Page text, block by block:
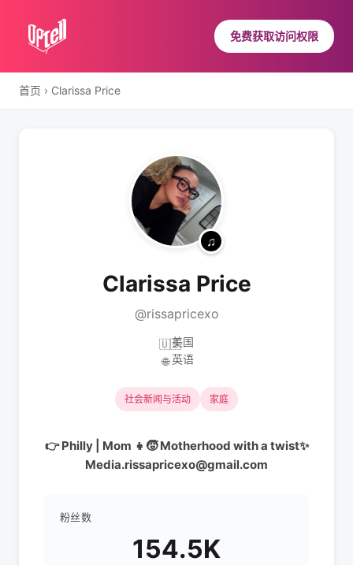
免费获取访问权限
首页 › Clarissa Price
Clarissa Price
@rissapricexo
🇺🇸美国
🌐 英语
社会新闻与活动 家庭
👉 Philly | Mom 👧🧒 Motherhood with a twist✨
Media.rissapricexo@gmail.com
粉丝数
154.5K